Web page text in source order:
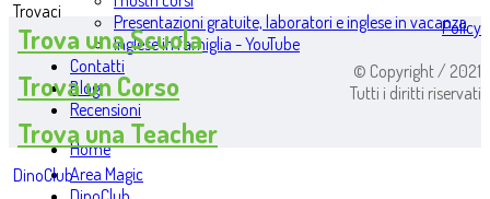
Presentazioni gratuite, laboratori e inglese in vacanza
Inglese in famiglia - YouTube
Contatti
Blog
Recensioni
Home
Area Magic
Trovaci
Trova una Scuola
Trova un Corso
Trova una Teacher
DinoClub
Policy
© Copyright / 2021
Tutti i diritti riservati